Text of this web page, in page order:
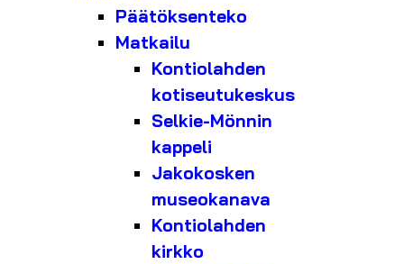
Päätöksenteko
Matkailu
Kontiolahden
kotiseutukeskus
Selkie-Mönnin
kappeli
Jakokosken
museokanava
Kontiolahden
kirkko